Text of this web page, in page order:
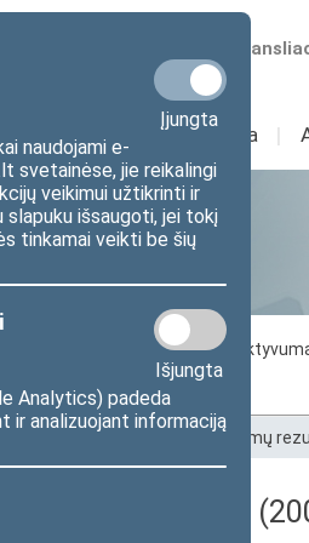
Įjungta
naudojami e-
svetainėse, jie reikalingi
veikimui užtikrinti ir
išsaugoti, jei tokį
tinkamai veikti be šių
Išjungta
Analytics) padeda
ir analizuojant informaciją
Numatomos
Sudėtis Veikla I
Seimo narių
balsavimų rezultatai
Seimo narių balsavimų
klausimas